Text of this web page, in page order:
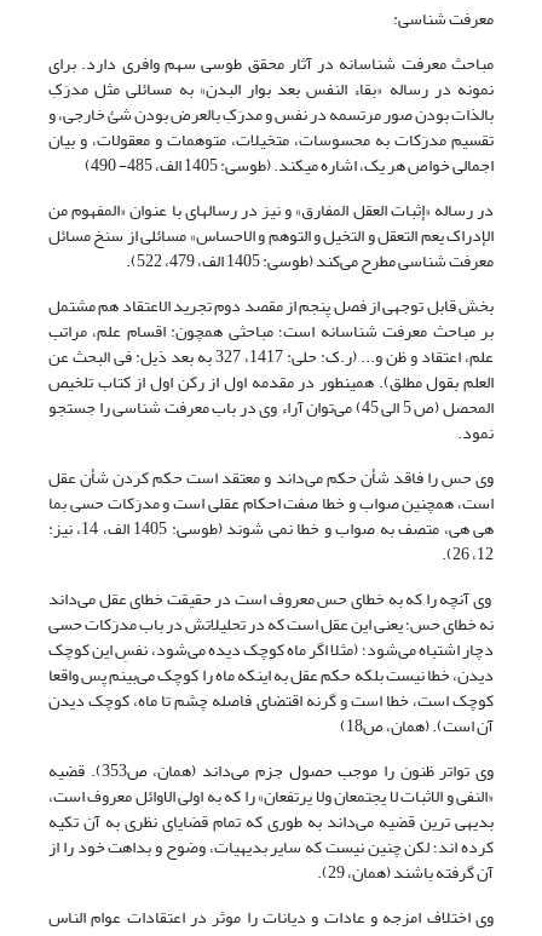
معرفت شناسی:
مباحث معرفت شناسانه در آثار محقق طوسی سهم وافری دارد. برای
نمونه در رساله «بقاء النفس بعد بوار البدن» به مسائلی مثل مدرَکِ
بالذات بودن صور مرتسمه در نفس و مدرَکِ بالعرض بودن شئ خارجی، و
تقسیم مدرَکات به محسوسات، متخیلات، متوهمات و معقولات، و بیان
اجمالی خواص هر یک، اشاره می‎کند. (طوسی: 1405 الف، 485- 490)
در رساله «إثبات العقل المفارق» و نیز در رساله‎ای با عنوان «المفهوم من
الإدراک یعم التعقل و التخیل و التوهم و الاحساس» مسائلی از سنخ مسائل
معرفت شناسی مطرح می‌کند (طوسی: 1405 الف، 479، 522).
بخش قابل توجهی از فصل پنجم از مقصد دوم تجرید الاعتقاد هم مشتمل
بر مباحث معرفت شناسانه است؛ مباحثی همچون: اقسام علم، مراتب
علم، اعتقاد و ظن و... (ر.ک: حلی: 1417، 327 به بعد ذیل: فی البحث عن
العلم بقول مطلق). همینطور در مقدمه اول از رکن اول از کتاب تلخیص
المحصل (ص 5 الی 45) می‌توان آراء وی در باب معرفت شناسی را جستجو
نمود.
وی حس را فاقد شأن حکم می‌داند و معتقد است حکم کردن شأن عقل
است، همچنین صواب و خطا صفت احکام عقلی است و مدرَکات حسی بما
هی هی، متصف به صواب و خطا نمی شوند (طوسی: 1405 الف، 14، نیز:
12، 26).
وی آنچه را که به خطای حس معروف است در حقیقت خطای عقل می‌داند
نه خطای حس؛ یعنی این عقل است که در تحلیلاتش در باب مدرَکات حسی
دچار اشتباه می‌شود؛ (مثلا اگر ماه کوچک دیده می‌شود، نفسِ این کوچک
دیدن، خطا نیست بلکه حکم عقل به این‏که ماه را کوچک می‌بینم پس واقعا
کوچک است، خطا است و گرنه اقتضای فاصله چشم تا ماه، کوچک دیدن
آن است). (همان، ص18)
وی تواتر ظنون را موجب حصول جزم می‌داند (همان، ص353). قضیه
«النفی و الاثبات لا یجتمعان ولا یرتفعان» را که به اولی الاوائل معروف است،
بدیهی ترین قضیه می‌داند به طوری که تمام قضایای نظری به آن تکیه
کرده اند؛ لکن چنین نیست که سایر بدیهیات، وضوح و بداهت خود را از
آن گرفته باشند (همان، 29).
وی اختلاف امزجه و عادات و دیانات را موثر در اعتقادات عوام الناس